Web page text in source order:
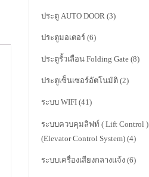
ประตู AUTO DOOR (3)
ประตูมอเตอร์ (6)
ประตูรั้วเลื่อน Folding Gate (8)
ประตูเซ็นเซอร์อัตโนมัติ (2)
ระบบ WIFI (41)
ระบบควบคุมลิฟท์ ( Lift Control )
(Elevator Control System) (4)
ระบบเครื่องเสียงกลางแจ้ง (6)